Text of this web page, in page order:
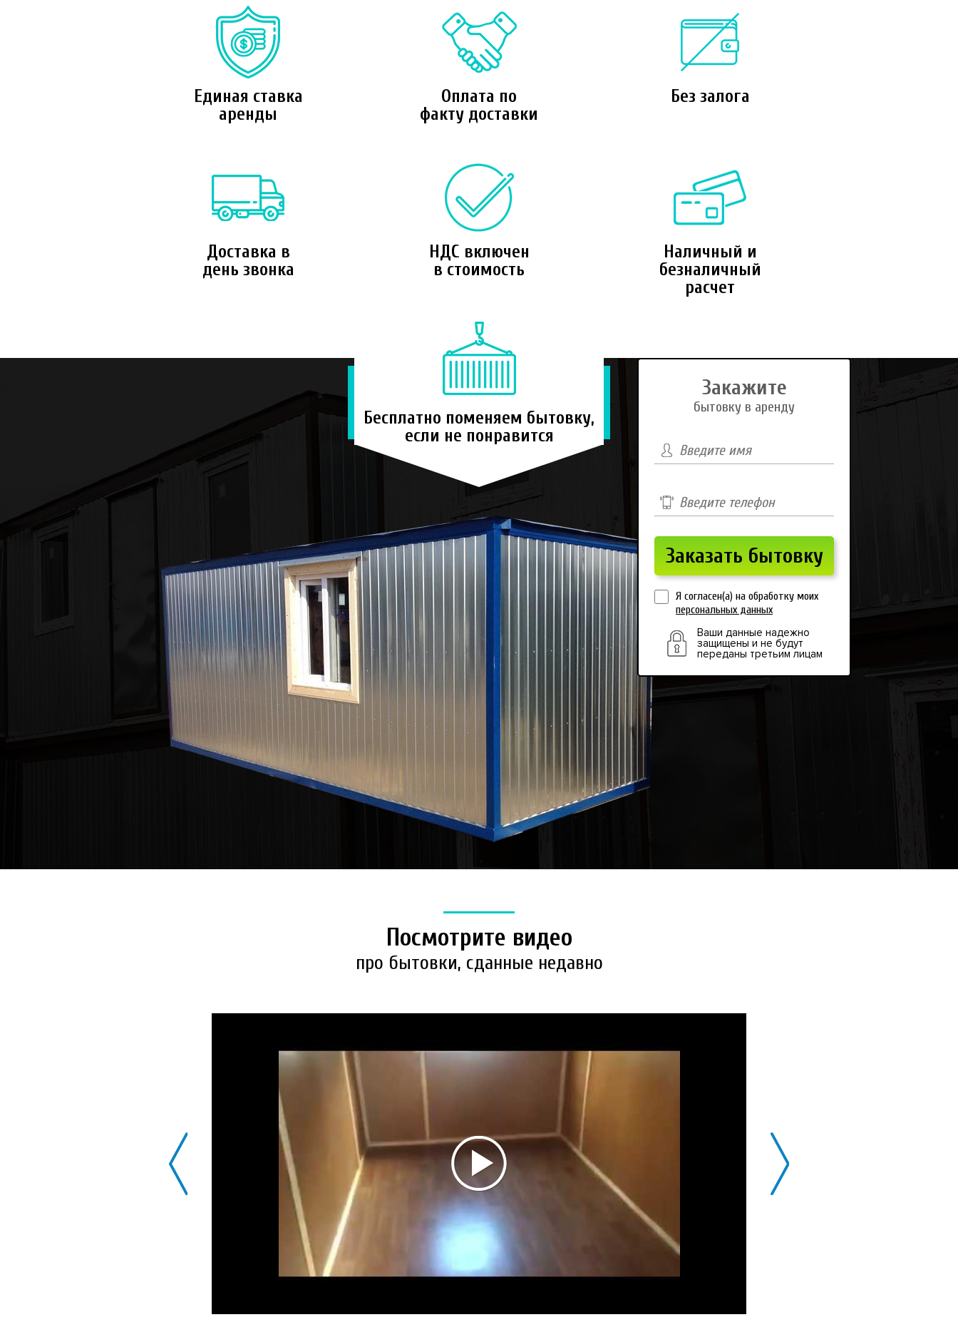
Единая ставка
аренды
Оплата по
факту доставки
Без залога
Доставка в
день звонка
НДС включен
в стоимость
Наличный и
безналичный
расчет
Бесплатно поменяем бытовку,
если не понравится
Закажите
бытовку в аренду
Я согласен(а) на обработку моих
персональных данных
Ваши данные надежно
защищены и не будут
переданы третьим лицам
Посмотрите видео
про бытовки, сданные недавно